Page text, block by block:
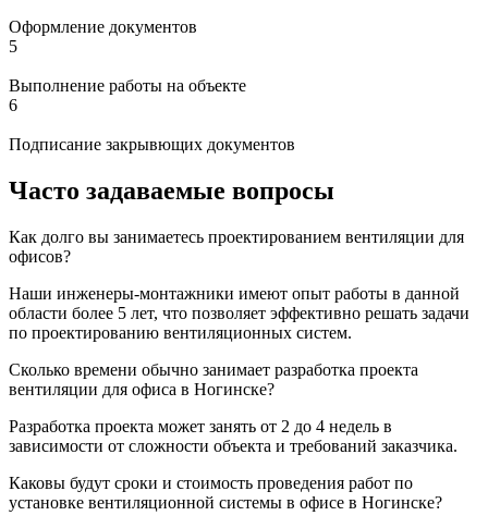
Оформление документов
5
Выполнение работы на объекте
6
Подписание закрывющих документов
Часто задаваемые вопросы
Как долго вы занимаетесь проектированием вентиляции для
офисов?
Наши инженеры-монтажники имеют опыт работы в данной
области более 5 лет, что позволяет эффективно решать задачи
по проектированию вентиляционных систем.
Сколько времени обычно занимает разработка проекта
вентиляции для офиса в Ногинске?
Разработка проекта может занять от 2 до 4 недель в
зависимости от сложности объекта и требований заказчика.
Каковы будут сроки и стоимость проведения работ по
установке вентиляционной системы в офисе в Ногинске?